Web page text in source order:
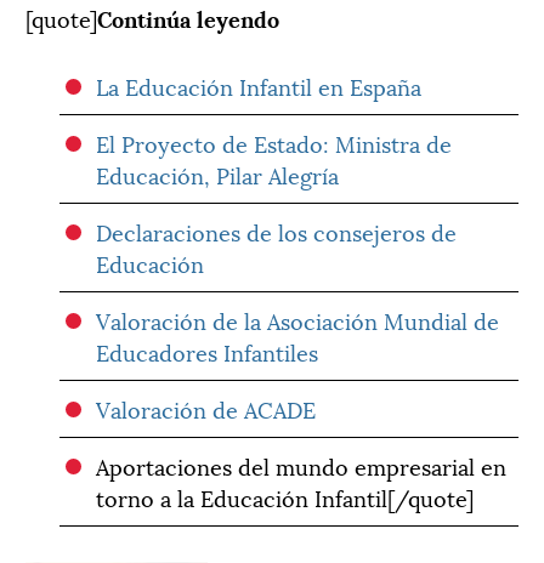
[quote]Continúa leyendo
La Educación Infantil en España
El Proyecto de Estado: Ministra de
Educación, Pilar Alegría
Declaraciones de los consejeros de
Educación
Valoración de la Asociación Mundial de
Educadores Infantiles
Valoración de ACADE
Aportaciones del mundo empresarial en
torno a la Educación Infantil[/quote]